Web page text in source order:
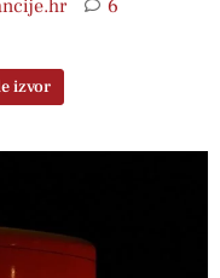
6
izvor